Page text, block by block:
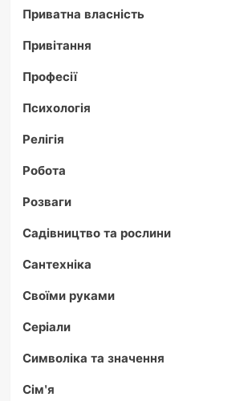
Приватна власність
Привітання
Професії
Психологія
Релігія
Робота
Розваги
Садівництво та рослини
Сантехніка
Своїми руками
Серіали
Символіка та значення
Сім'я